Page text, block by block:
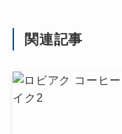
関連記事